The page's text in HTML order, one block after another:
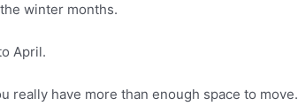
winter months.
April.
really have more than enough space to move.